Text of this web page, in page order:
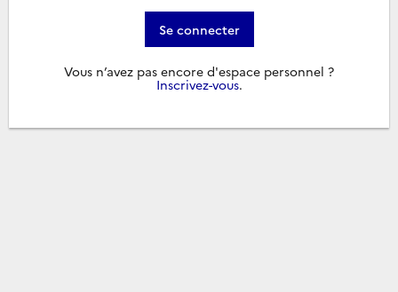
Se connecter
Vous n’avez pas encore d'espace personnel ?
Inscrivez-vous.